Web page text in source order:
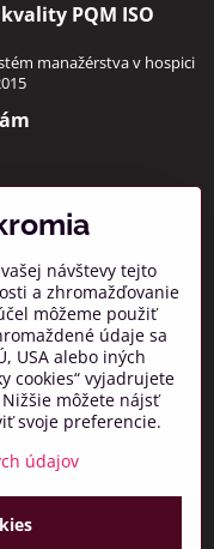
PQM ISO
manažérstva v hospici
návštevy tejto
a zhromažďovanie
môžeme použiť
údaje sa
USA alebo iných
cookies“ vyjadrujete
môžete nájsť
svoje preferencie.
údajov